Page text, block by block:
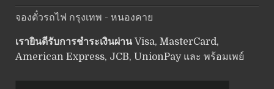
จองตั๋วรถไฟ กรุงเทพ - หนองคาย
เรายินดีรับการชำระเงินผ่านVisa, MasterCard,
American Express, JCB, UnionPay และ พร้อมเพย์